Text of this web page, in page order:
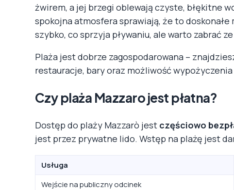
żwirem, a jej brzegi oblewają czyste, błękitne
spokojna atmosfera sprawiają, że to
szybko, co sprzyja pływaniu, ale warto zabrać
Plaża jest dobrze zagospodarowana –
restauracje, bary oraz możliwość
Czy plaża Mazzaro jest płatna?
Dostęp do plaży Mazzarò jest częściowo
jest przez prywatne lido. Wstęp na plażę jest
Usługa
Wejście na publiczny odcinek